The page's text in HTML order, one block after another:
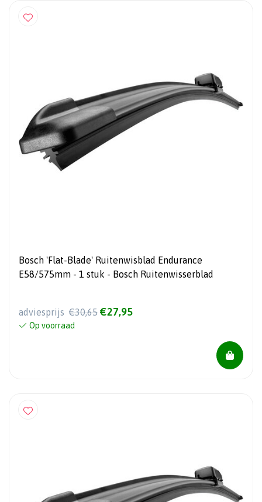
Bosch 'Flat-Blade' Ruitenwisblad Endurance
E58/575mm - 1 stuk - Bosch Ruitenwisserblad
adviesprijs €30,65 €27,95
Op voorraad